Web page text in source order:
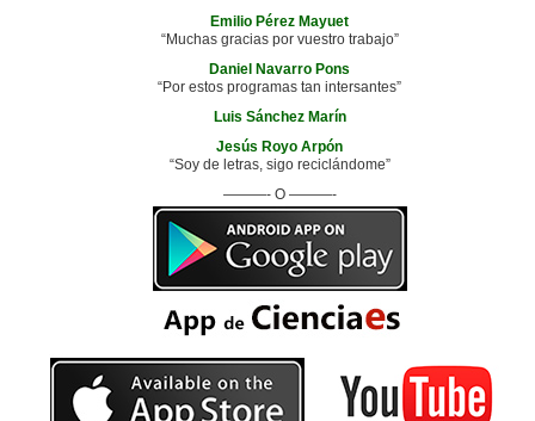
Emilio Pérez Mayuet
“Muchas gracias por vuestro trabajo”
Daniel Navarro Pons
“Por estos programas tan intersantes”
Luis Sánchez Marín
Jesús Royo Arpón
“Soy de letras, sigo reciclándome”
———- O ———-